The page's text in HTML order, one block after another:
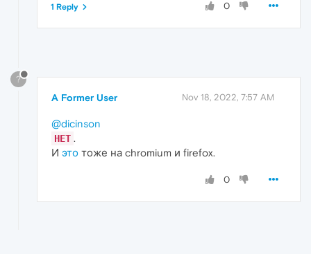
0
1 Reply
?
A Former User Nov 18, 2022, 7:57 AM
@dicinson
НЕТ .
И это тоже на chromium и firefox.
0